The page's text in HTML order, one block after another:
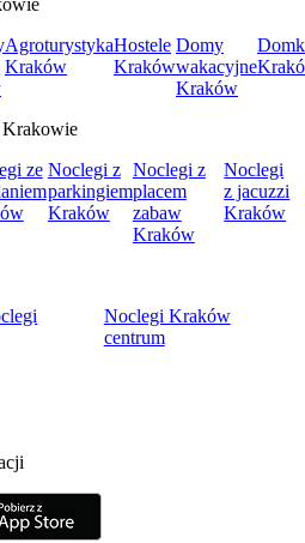
Agroturystyka
Kraków
Hostele
Kraków
Domy
wakacyjne
Kraków
Krakowie
ze Noclegi z
parkingiem
Kraków
Noclegi z
placem
zabaw
Kraków
Noclegi
z jacuzzi
Kraków
Noclegi Kraków
centrum